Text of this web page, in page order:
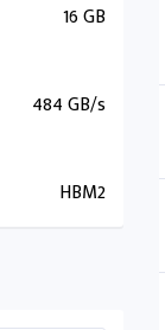
16 GB
484 GB/s
HBM2